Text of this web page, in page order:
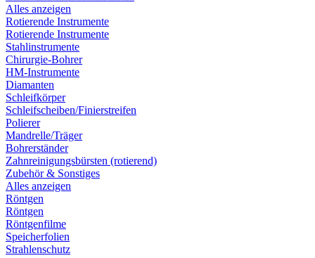
Alles anzeigen
Rotierende Instrumente
Rotierende Instrumente
Stahlinstrumente
Chirurgie-Bohrer
HM-Instrumente
Diamanten
Schleifkörper
Schleifscheiben/Finierstreifen
Polierer
Mandrelle/Träger
Bohrerständer
Zahnreinigungsbürsten (rotierend)
Zubehör & Sonstiges
Alles anzeigen
Röntgen
Röntgen
Röntgenfilme
Speicherfolien
Strahlenschutz